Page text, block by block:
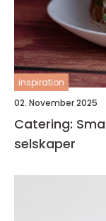
inspiration
02. November 2025
Catering:
selskaper